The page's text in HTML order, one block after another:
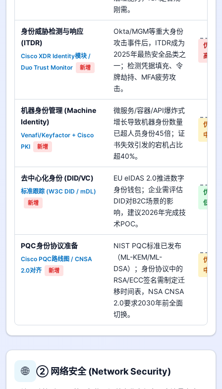
刚需。
身份威胁检测与响应
(ITDR)
Cisco XDR Identity模块 /
Duo Trust Monitor
新增
Okta/MGM等重大身份
攻击事件后，ITDR成为
2025年最热安全品类之
一；检测凭据填充、令
牌劫持、MFA疲劳攻
击。
优先
高
机器身份管理 (Machine
Identity)
Venafi/Keyfactor + Cisco
PKI
新增
微服务/容器/API爆炸式
增长导致机器身份数量
已超人员身份45倍；证
书失效引发的宕机占比
超40%。
优先
中
去中心化身份 (DID/VC)
标准跟踪 (W3C DID / mDL)
新增
EU eIDAS 2.0推进数字
身份钱包；企业需评估
DID对B2C场景的影
响，建议2026年完成技
术POC。
优先
低
PQC身份协议准备
Cisco PQC路线图 / CNSA
2.0对齐
新增
NIST PQC标准已发布
（ML-KEM/ML-
DSA）；身份协议中的
RSA/ECC签名需制定迁
移时间表，NSA CNSA
2.0要求2030年前全面
切换。
优先
中
🌐 ② 网络安全 (Network Security)